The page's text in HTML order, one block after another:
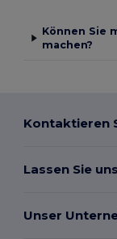
Können Sie
machen?
Kontaktieren
Lassen Sie
Unser